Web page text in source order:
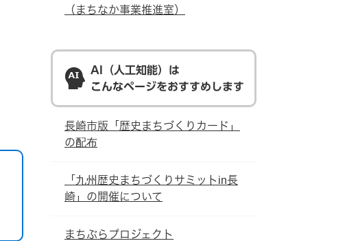
（まちなか事業推進室）
AI（人工知能）は
こんなページをおすすめします
長崎市版「歴史まちづくりカード」
の配布
「九州歴史まちづくりサミットin長
崎」の開催について
まちぶらプロジェクト